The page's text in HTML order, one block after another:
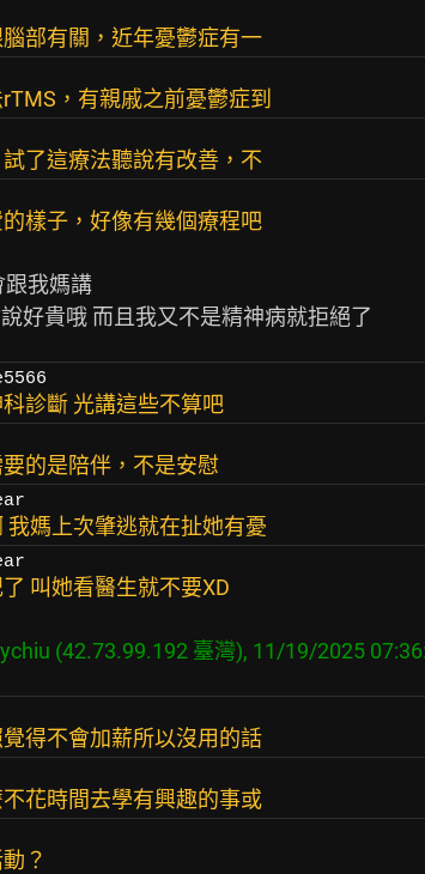
部有關，近年憂鬱症有一
，有親戚之前憂鬱症到
了這療法聽說有改善，不
樣子，好像有幾個療程吧
跟我媽講
診斷 光講這些不算吧
的是陪伴，不是安慰
我媽上次肇逃就在扯她有憂
叫她看醫生就不要XD
得不會加薪所以沒用的話
不花時間去學有興趣的事或
？